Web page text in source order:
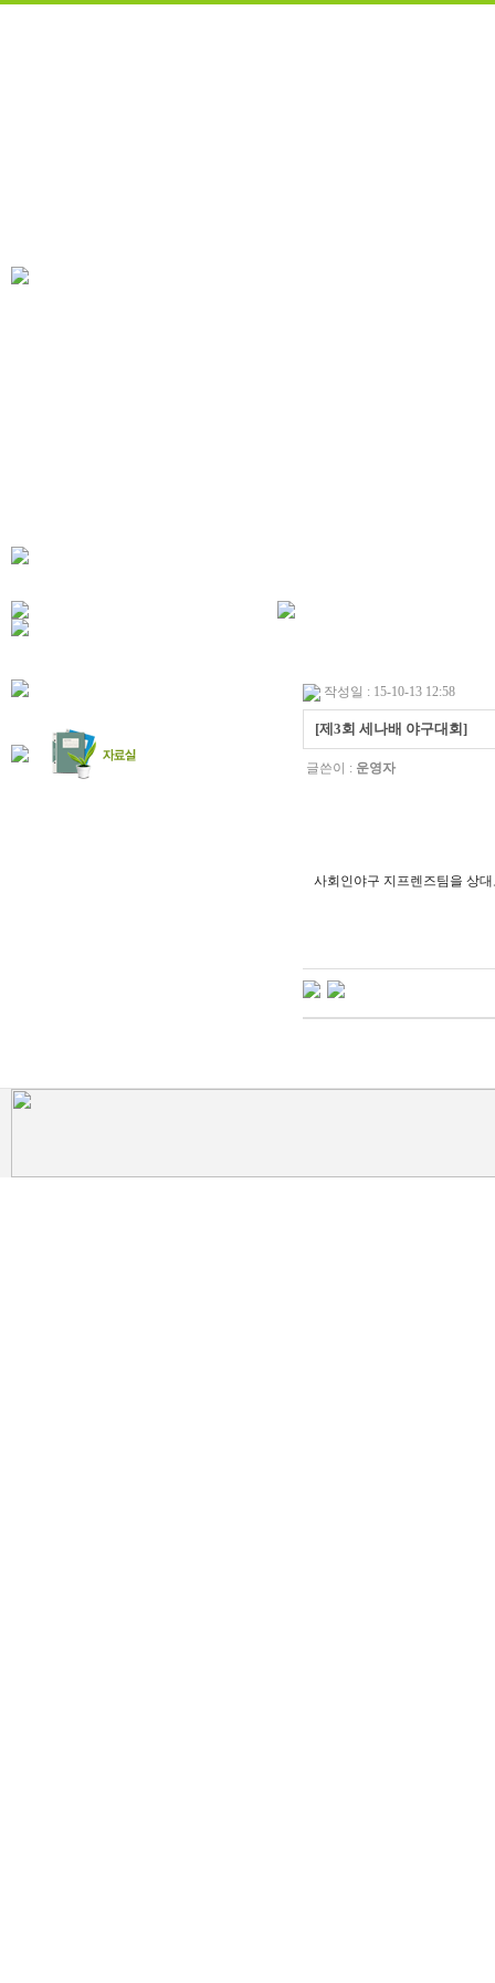
작성일 : 15-10-13 12:58
[제3회 세나배 야구대회]
글쓴이 : 운영자
사회인야구 지프렌즈팀을 상